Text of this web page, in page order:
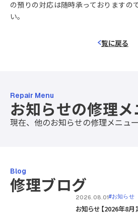
の預りの対応は随時承っておりますの
い。
覧に戻る
Repair Menu
お知らせの修理メ
現在、他のお知らせの修理メニュ
Blog
修理ブログ
2026.08.01#お知らせ
お知らせ【2026年8月